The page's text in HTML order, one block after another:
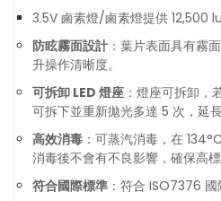
3.5V 鹵素燈/鹵素燈提供 12,500
防眩霧面設計 ：葉片表面具有霧
升操作清晰度。
可拆卸 LED 燈座 ：燈座可拆卸，
可拆下並重新拋光多達 5 次，延長
高效消毒 ：可蒸汽消毒，在
消毒後不會有不良影響，確保高標
符合國際標準 ：符合 ISO7376 國